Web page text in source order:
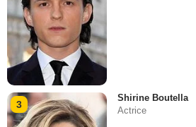
3
Shirine Boutella
Actrice